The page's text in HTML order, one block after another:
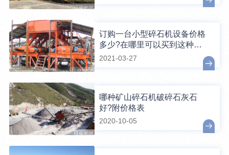
订购一台小型碎石机设备价格
多少?在哪里可以买到这种设
备?
2021-03-27
哪种矿山碎石机破碎石灰石
好?附价格表
2020-10-05